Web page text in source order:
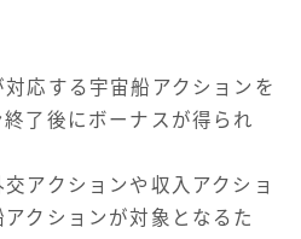
応する宇宙船アクションを
了後にボーナスが得られ
アクションや収入アクショ
クションが対象となるた